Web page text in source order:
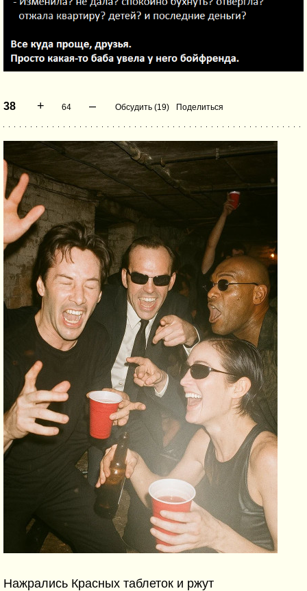
38 + 64 – Обсудить (19) Поделиться
Нажрались Красных таблеток и ржут